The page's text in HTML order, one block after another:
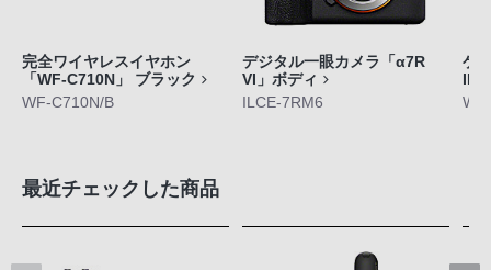
完全ワイヤレスイヤホン
「WF-C710N」 ブラック
WF-C710N/B
デジタル一眼カメラ「α7R
VI」ボディ
ILCE-7RM6
ゲ
最近チェックした商品